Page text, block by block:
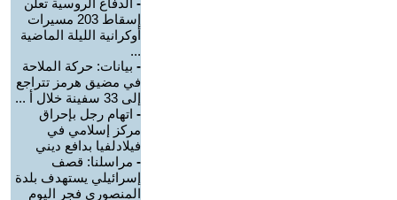
- الدفاع الروسية تعلن
إسقاط 203 مسيرات
أوكرانية الليلة الماضية
...
- بيانات: حركة الملاحة
في مضيق هرمز تتراجع
إلى 33 سفينة خلال أ ...
- اتهام رجل بإحراق
مركز إسلامي في
فيلادلفيا بدافع ديني
- مراسلنا: قصف
إسرائيلي يستهدف بلدة
المنصوري فجر اليوم